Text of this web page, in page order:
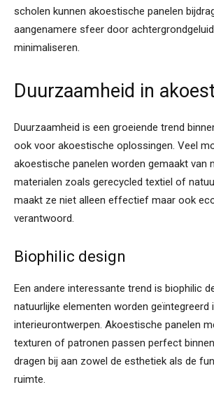
scholen kunnen akoestische panelen
aangenamere sfeer door
minimaliseren.
Duurzaamheid in
Duurzaamheid is een groeiende trend
ook voor akoestische oplossingen. Veel
akoestische panelen worden gemaakt van
materialen zoals gerecycled textiel of
maakt ze niet alleen effectief maar ook
verantwoord.
Biophilic design
Een andere interessante trend is biophilic
natuurlijke elementen worden geïntegreerd
interieurontwerpen. Akoestische panelen
texturen of patronen passen perfect
dragen bij aan zowel de esthetiek als de
ruimte.